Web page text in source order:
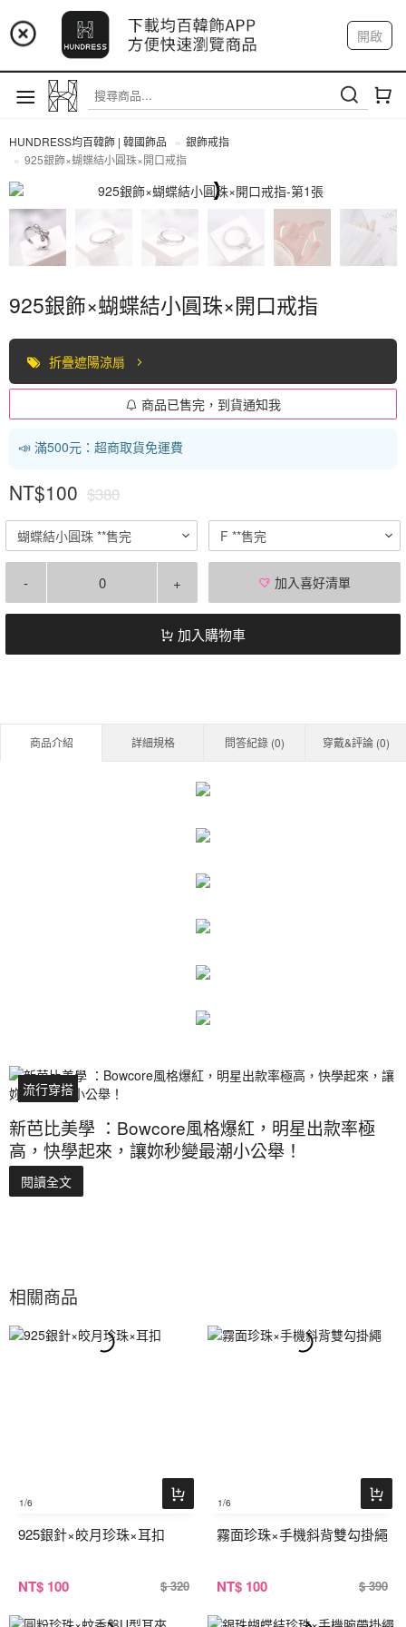
📢 市集預告：9/4-9/6 淡水捷運站
📢 市集預告：9/12-9/13 八里海巡基地
📢 市集預告：8/22-8/23 桃園青埔置地廣場
開啟
註冊 我的帳戶
HUNDRESS均百韓飾 | 韓國飾品
銀飾戒指
925銀飾×蝴蝶結小圓珠×開口戒指
全部商品
925銀飾×蝴蝶結小圓珠×開口戒指
折疊遮陽涼扇
商品已售完，到貨通知我
📣 滿500元：超商取貨免運費
NT$100 $380
蝴蝶結小圓珠 **售完 F **售完
- + 加入喜好清單
加入購物車
商品介紹 詳細規格 問答紀錄 (0) 穿戴&評論 (0)
流行穿搭
新芭比美學 ：Bowcore風格爆紅，明星出款率極
高，快學起來，讓妳秒變最潮小公舉！
閱讀全文
相關商品
1/6
925銀針×皎月珍珠×耳扣
NT$ 100 $ 320
1/6
霧面珍珠×手機斜背雙勾掛繩
NT$ 100 $ 390